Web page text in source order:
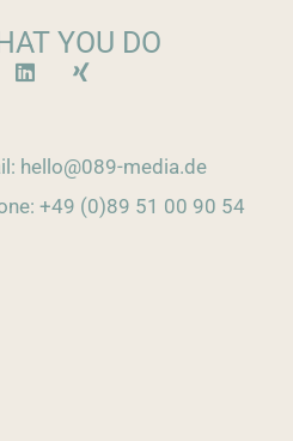
YOU DO
hello@089-media.de
+49 (0)89 51 00 90 54